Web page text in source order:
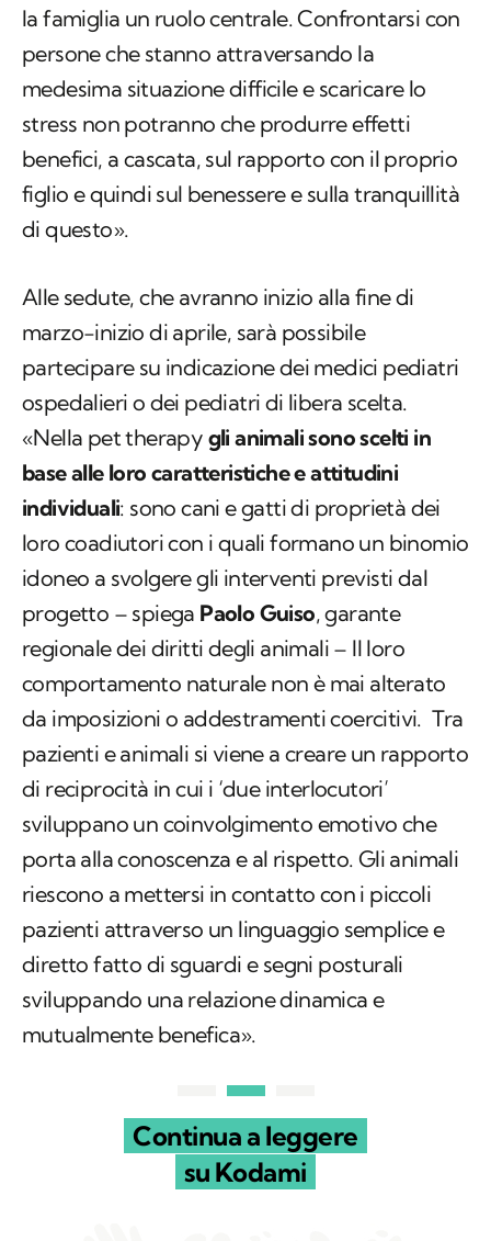
la famiglia un ruolo centrale. Confrontarsi con
persone che stanno attraversando la
medesima situazione difficile e scaricare lo
stress non potranno che produrre effetti
benefici, a cascata, sul rapporto con il proprio
figlio e quindi sul benessere e sulla tranquillità
di questo».
Alle sedute, che avranno inizio alla fine di
marzo-inizio di aprile, sarà possibile
partecipare su indicazione dei medici pediatri
ospedalieri o dei pediatri di libera scelta.
«Nella pet therapy gli animali sono scelti in
base alle loro caratteristiche e attitudini
individuali: sono cani e gatti di proprietà dei
loro coadiutori con i quali formano un binomio
idoneo a svolgere gli interventi previsti dal
progetto – spiega Paolo Guiso, garante
regionale dei diritti degli animali – Il loro
comportamento naturale non è mai alterato
da imposizioni o addestramenti coercitivi. Tra
pazienti e animali si viene a creare un rapporto
di reciprocità in cui i ‘due interlocutori’
sviluppano un coinvolgimento emotivo che
porta alla conoscenza e al rispetto. Gli animali
riescono a mettersi in contatto con i piccoli
pazienti attraverso un linguaggio semplice e
diretto fatto di sguardi e segni posturali
sviluppando una relazione dinamica e
mutualmente benefica».
Continua a leggere
su Kodami